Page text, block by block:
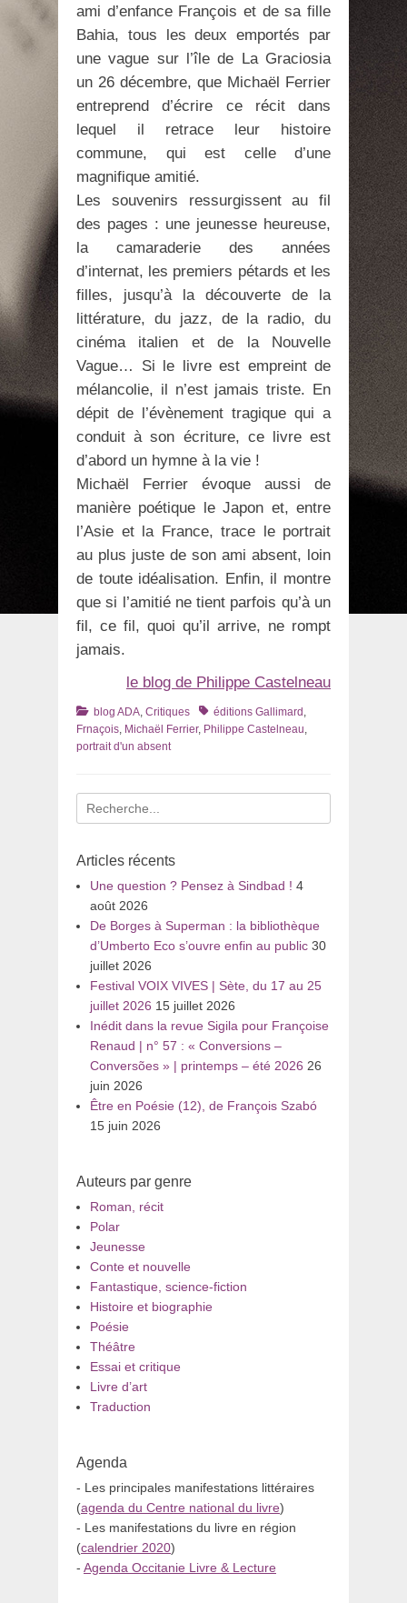
ami d’enfance François et de sa fille
Bahia, tous les deux emportés par
une vague sur l’île de La Graciosia
un 26 décembre, que Michaël Ferrier
entreprend d’écrire ce récit dans
lequel il retrace leur histoire
commune, qui est celle d’une
magnifique amitié.
Les souvenirs ressurgissent au fil
des pages : une jeunesse heureuse,
la camaraderie des années
d’internat, les premiers pétards et les
filles, jusqu’à la découverte de la
littérature, du jazz, de la radio, du
cinéma italien et de la Nouvelle
Vague… Si le livre est empreint de
mélancolie, il n’est jamais triste. En
dépit de l’évènement tragique qui a
conduit à son écriture, ce livre est
d’abord un hymne à la vie !
Michaël Ferrier évoque aussi de
manière poétique le Japon et, entre
l’Asie et la France, trace le portrait
au plus juste de son ami absent, loin
de toute idéalisation. Enfin, il montre
que si l’amitié ne tient parfois qu’à un
fil, ce fil, quoi qu’il arrive, ne rompt
jamais.
le blog de Philippe Castelneau
Catégories
blog ADA Critiques Tagséditions Gallimard
Frnaçois Michaël Ferrier, Philippe Castelneau
portrait d'un absent
Recherche
pour
Articles récents
Une question ? Pensez à Sindbad ! 4
août 2026
De Borges à Superman : la bibliothèque
d’Umberto Eco s’ouvre enfin au public 30
juillet 2026
Festival VOIX VIVES | Sète, du 17 au 25
juillet 2026 15 juillet 2026
Inédit dans la revue Sigila pour Françoise
Renaud | n° 57 : « Conversions –
Conversões » | printemps – été 2026 26
juin 2026
Être en Poésie (12), de François Szabó
15 juin 2026
Auteurs par genre
Roman, récit
Polar
Jeunesse
Conte et nouvelle
Fantastique, science-fiction
Histoire et biographie
Poésie
Théâtre
Essai et critique
Livre d’art
Traduction
Agenda
- Les principales manifestations littéraires
(agenda du Centre national du livre)
- Les manifestations du livre en région
(calendrier 2020)
- Agenda Occitanie Livre & Lecture